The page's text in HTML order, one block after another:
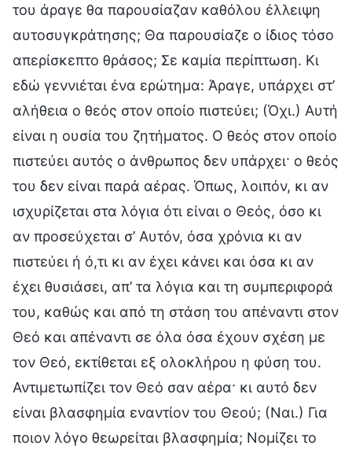
του άραγε θα παρουσίαζαν καθόλου έλλειψη
αυτοσυγκράτησης; Θα παρουσίαζε ο ίδιος τόσο
απερίσκεπτο θράσος; Σε καμία περίπτωση. Κι
εδώ γεννιέται ένα ερώτημα: Άραγε, υπάρχει στ’
αλήθεια ο θεός στον οποίο πιστεύει; (Όχι.) Αυτή
είναι η ουσία του ζητήματος. Ο θεός στον οποίο
πιστεύει αυτός ο άνθρωπος δεν υπάρχει· ο θεός
του δεν είναι παρά αέρας. Όπως, λοιπόν, κι αν
ισχυρίζεται στα λόγια ότι είναι ο Θεός, όσο κι
αν προσεύχεται σ’ Αυτόν, όσα χρόνια κι αν
πιστεύει ή ό,τι κι αν έχει κάνει και όσα κι αν
έχει θυσιάσει, απ’ τα λόγια και τη συμπεριφορά
του, καθώς και από τη στάση του απέναντι στον
Θεό και απέναντι σε όλα όσα έχουν σχέση με
τον Θεό, εκτίθεται εξ ολοκλήρου η φύση του.
Αντιμετωπίζει τον Θεό σαν αέρα· κι αυτό δεν
είναι βλασφημία εναντίον του Θεού; (Ναι.) Για
ποιον λόγο θεωρείται βλασφημία; Νομίζει το